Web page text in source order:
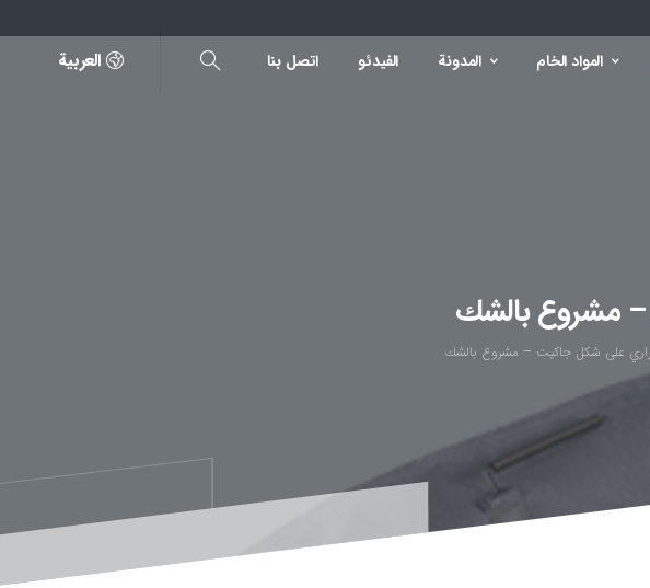
المواد الخام المدونة الفیدئو اتصل بنا العربية
– مشروع بالشك
على شكل جاكيت – مشروع بالشك